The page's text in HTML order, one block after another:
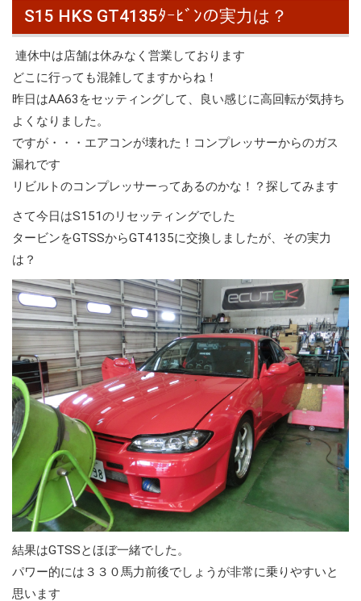
S15 HKS GT4135ﾀｰﾋﾞﾝの実力は？
連休中は店舗は休みなく営業しております
どこに行っても混雑してますからね！
昨日はAA63をセッティングして、良い感じに高回転が気持ち
よくなりました。
ですが・・・エアコンが壊れた！コンプレッサーからのガス
漏れです
リビルトのコンプレッサーってあるのかな！？探してみます
さて今日はS151のリセッティングでした
タービンをGTSSからGT4135に交換しましたが、その実力
は？
結果はGTSSとほぼ一緒でした。
パワー的には３３０馬力前後でしょうが非常に乗りやすいと
思います